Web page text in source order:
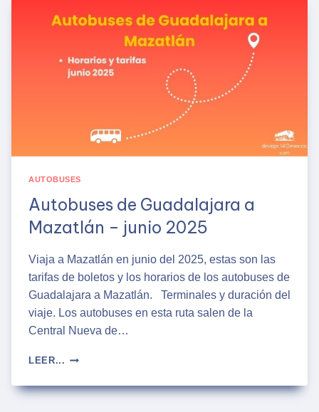
JUNIO
AUTOBUSES
Autobuses de Guadalajara a
Mazatlán – junio 2025
Viaja a Mazatlán en junio del 2025, estas son las
tarifas de boletos y los horarios de los autobuses de
Guadalajara a Mazatlán. Terminales y duración del
viaje. Los autobuses en esta ruta salen de la
Central Nueva de…
LEER... AUTOBUSES
GUADALAJARA